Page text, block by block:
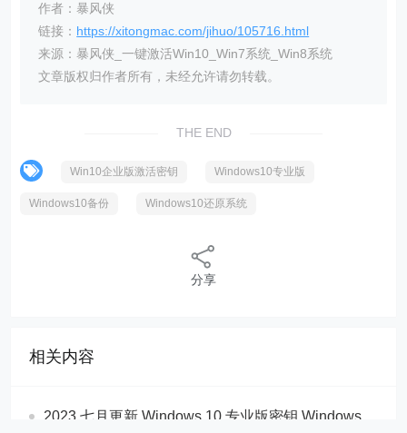
作者：暴风侠
链接： https://xitongmac.com/jihuo/105716.html
来源：暴风侠_一键激活Win10_Win7系统_Win8系统
文章版权归作者所有，未经允许请勿转载。
THE END
Win10企业版激活密钥 Windows10专业版
Windows10备份 Windows10还原系统
分享
相关内容
2023 七月更新 Windows 10 专业版密钥 Windows